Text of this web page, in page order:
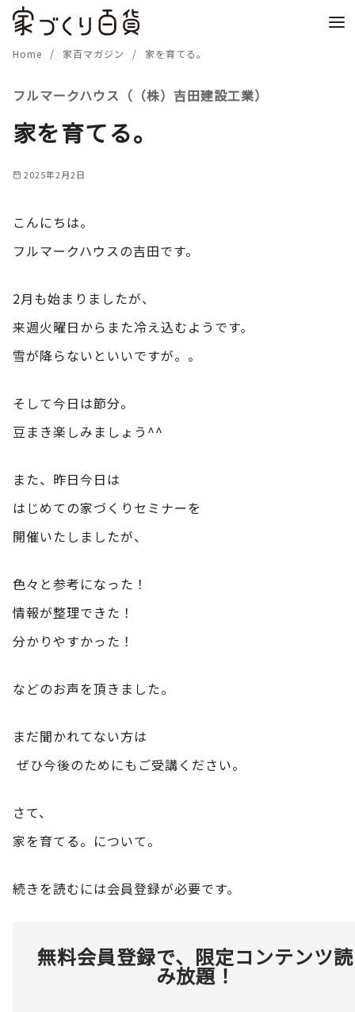
Home 家百マガジン 家を育てる。
フルマークハウス（（株）吉田建設工業）
家を育てる。
2025年2月2日
こんにちは。
フルマークハウスの吉田です。
2月も始まりましたが、
来週火曜日からまた冷え込むようです。
雪が降らないといいですが。。
そして今日は節分。
豆まき楽しみましょう^^
また、昨日今日は
はじめての家づくりセミナーを
開催いたしましたが、
色々と参考になった！
情報が整理できた！
分かりやすかった！
などのお声を頂きました。
まだ聞かれてない方は
ぜひ今後のためにもご受講ください。
さて、
家を育てる。について。
続きを読むには会員登録が必要です。
無料会員登録で、限定コンテンツ読
み放題！